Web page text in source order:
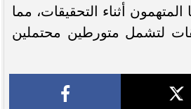
أثناء التحقيقات، مما
لتشمل متورطين محتملين